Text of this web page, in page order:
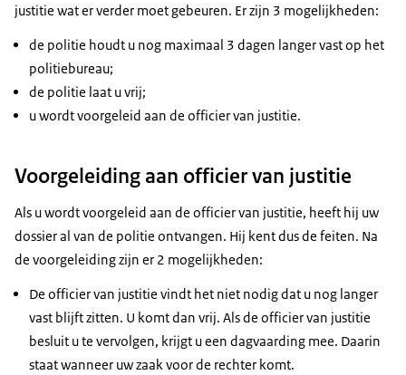
justitie wat er verder moet gebeuren. Er zijn 3 mogelijkheden:
de politie houdt u nog maximaal 3 dagen langer vast op het
politiebureau;
de politie laat u vrij;
u wordt voorgeleid aan de officier van justitie.
Voorgeleiding aan officier van justitie
Als u wordt voorgeleid aan de officier van justitie, heeft hij uw
dossier al van de politie ontvangen. Hij kent dus de feiten. Na
de voorgeleiding zijn er 2 mogelijkheden:
De officier van justitie vindt het niet nodig dat u nog langer
vast blijft zitten. U komt dan vrij. Als de officier van justitie
besluit u te vervolgen, krijgt u een dagvaarding mee. Daarin
staat wanneer uw zaak voor de rechter komt.